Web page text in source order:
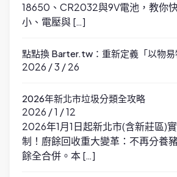
18650、CR2032與9V電池，教你
小、電壓與 […]
點點換 Barter.tw：重新定義「以物
2026 / 3 / 26
2026年新北市垃圾分類全攻略
2026 / 1 / 12
2026年1月1日起新北市(含新莊區)
制！廚餘回收重大變革：不再分養
餘全合併。本 […]